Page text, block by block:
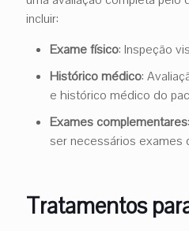
incluir:
Exame físico: Inspeção
Histórico médico:
e histórico médico do
Exames complementares
ser necessários exames
Tratamentos